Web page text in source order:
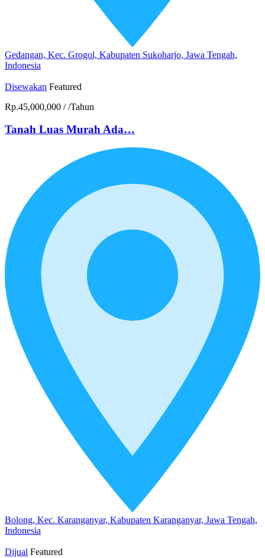
Gedangan, Kec. Grogol, Kabupaten Sukoharjo, Jawa Tengah,
Indonesia
Disewakan Featured
Rp.45,000,000 / /Tahun
Tanah Luas Murah Ada…
Bolong, Kec. Karanganyar, Kabupaten Karanganyar, Jawa Tengah,
Indonesia
Dijual Featured